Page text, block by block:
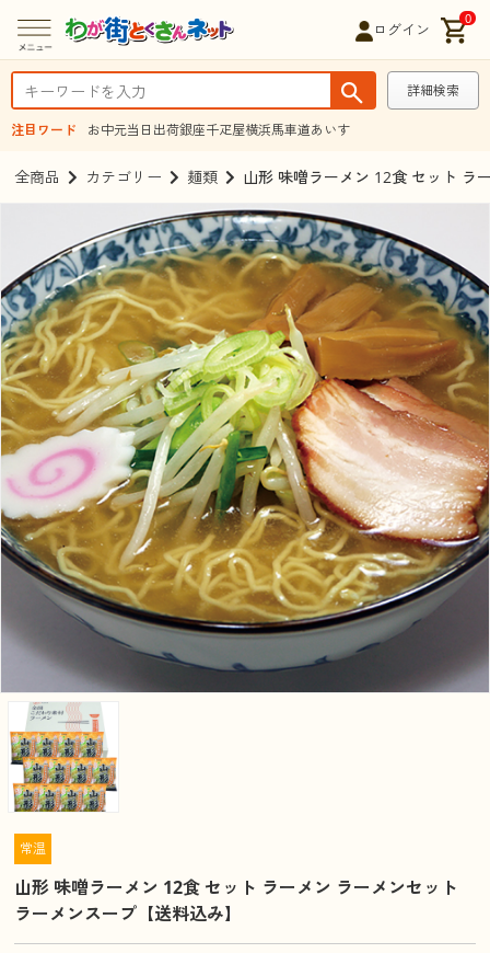
ログイン
0
詳細検索
注目ワード お中元当日出荷銀座千疋屋横浜馬車道あいす
全商品 カテゴリー 麺類 山形 味噌ラーメン 12食 セット ラ
常温
山形 味噌ラーメン 12食 セット ラーメン ラーメンセット
ラーメンスープ【送料込み】